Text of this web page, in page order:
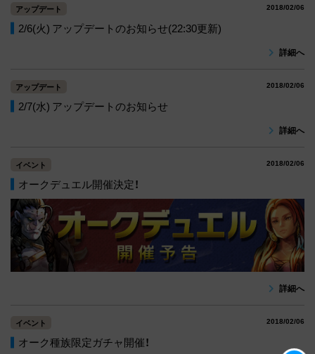
アップデート 2018/02/06
2/6(火) アップデートのお知らせ(22:30更新)
詳細へ
アップデート 2018/02/06
2/7(水) アップデートのお知らせ
詳細へ
イベント 2018/02/06
オークデュエル開催決定！
詳細へ
イベント 2018/02/06
オーク種族限定ガチャ開催！